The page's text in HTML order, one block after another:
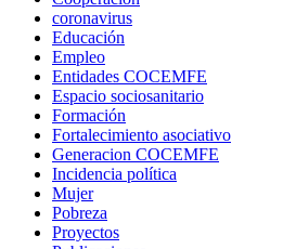
coronavirus
Educación
Empleo
Entidades COCEMFE
Espacio sociosanitario
Formación
Fortalecimiento asociativo
Generacion COCEMFE
Incidencia política
Mujer
Pobreza
Proyectos